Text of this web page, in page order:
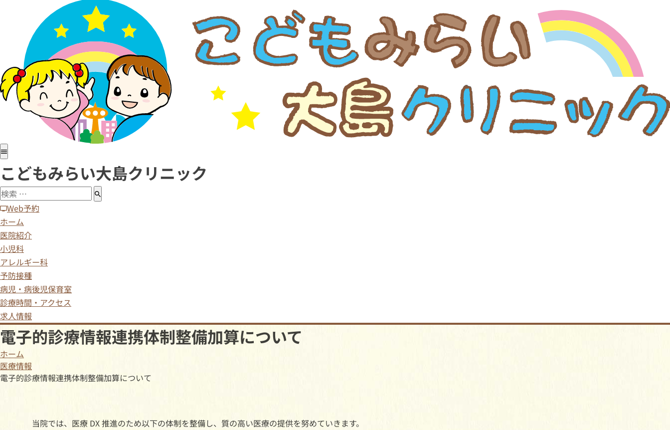
医院紹介
アレルギー科
予防接種
病児・病後児保育室
診療時間・アクセス
求人情報
こどもみらい大島クリニック
Web予約
ホーム
医院紹介
小児科
アレルギー科
予防接種
病児・病後児保育室
診療時間・アクセス
求人情報
電子的診療情報連携体制整備加算について
ホーム
医療情報
電子的診療情報連携体制整備加算について
当院では、医療 DX 推進のため以下の体制を整備し、質の高い医療の提供を努めていきます。